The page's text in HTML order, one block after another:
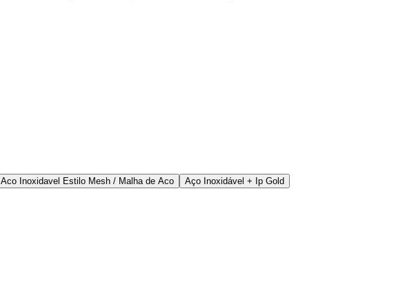
Aco Inoxidavel Estilo Mesh / Malha de Aco Aço Inoxidável + Ip Gold